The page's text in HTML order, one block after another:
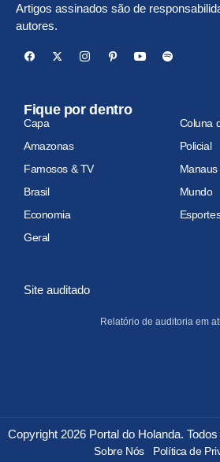
Artigos assinados são de
autores.
Fique por dentro
Capa
Coluna
Amazonas
Policial
Famosos & TV
Manaus
Brasil
Mundo
Economia
Geral
Site auditado
Relatório de auditoria em
Copyright 2026 Portal do Holanda.
Sobre Nós Política de